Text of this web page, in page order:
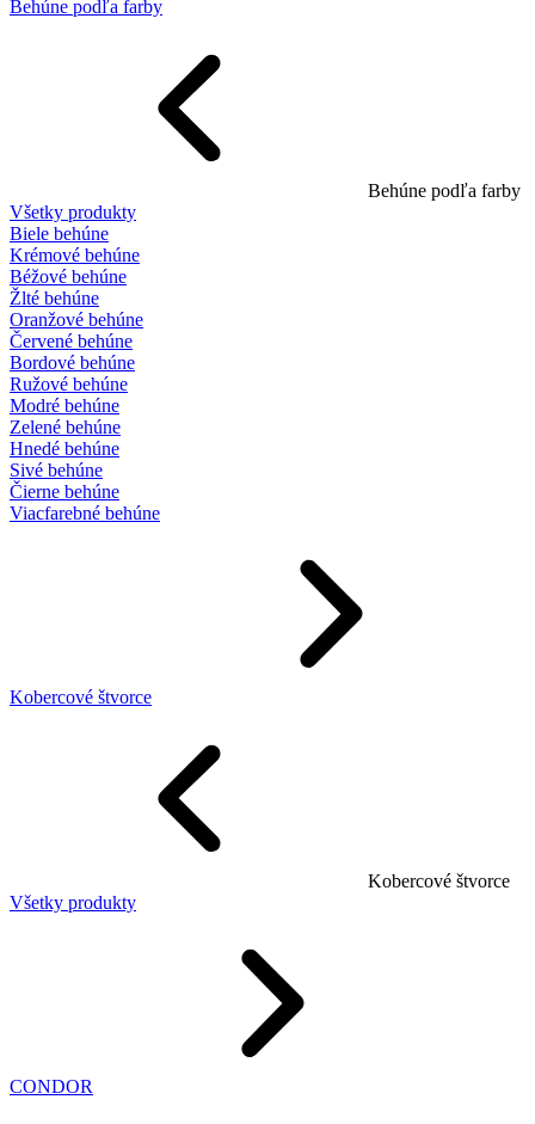
Behúne podľa farby
Behúne podľa farby
Všetky produkty
Biele behúne
Krémové behúne
Béžové behúne
Žlté behúne
Oranžové behúne
Červené behúne
Bordové behúne
Ružové behúne
Modré behúne
Zelené behúne
Hnedé behúne
Sivé behúne
Čierne behúne
Viacfarebné behúne
Kobercové štvorce
Kobercové štvorce
Všetky produkty
CONDOR